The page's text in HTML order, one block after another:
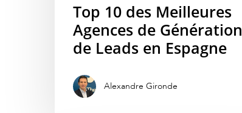
Top 10 des Meilleures
Agences de Génération
de Leads en Espagne
Alexandre Gironde